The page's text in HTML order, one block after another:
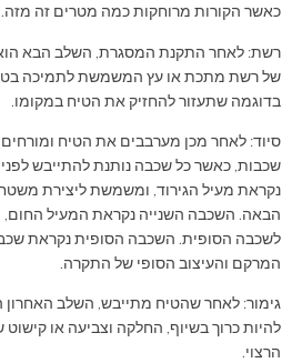
כאשר הקורות מרוחקות כמה מטרים זה מזה.
רשת: לאחר התקנת המסגרת, השלב הבא
של רשת מתכת או עץ המשמשת לתמיכה
בדוגמה שתעזור להחזיק את הטיח במקומו.
סיוד: לאחר מכן מערבבים את הטיח
שכבות, כאשר כל שכבה נותנת להתייבש
נקראת מעיל הגירוד, ומשמשת ליצירת
הבאה. השכבה השנייה נקראת המעיל
לשכבה הסופית. השכבה הסופית נקראת
המרקם והעיצוב הסופי של התקרה.
גימור: לאחר שהטיח מתייבש, השלב האחרון
להיות כרוך בשיוף, החלקה וצביעה או
הרצוי.